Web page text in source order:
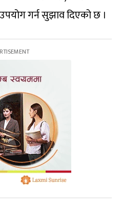
गर्न सुझाव दिएको छ ।